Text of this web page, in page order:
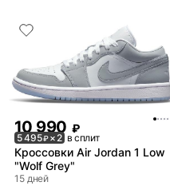
10 990 ₽
5 495₽× 2 в сплит
Кроссовки Air Jordan 1 Low
"Wolf Grey"
15 дней